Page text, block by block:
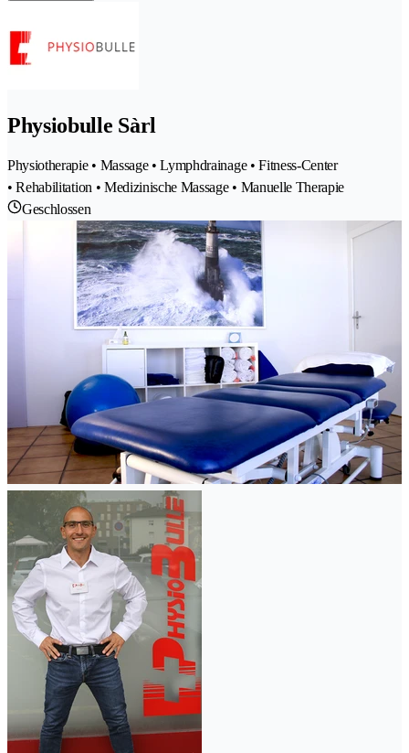
Physiobulle Sàrl
Physiotherapie • Massage • Lymphdrainage • Fitness-Center
• Rehabilitation • Medizinische Massage • Manuelle Therapie
Geschlossen